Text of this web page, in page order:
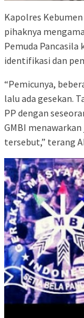
Kapolres
pihaknya
Pemuda Pancasila
identifikasi dan
“Pemicunya,
lalu ada gesekan.
PP dengan
GMBI
tersebut,” terang